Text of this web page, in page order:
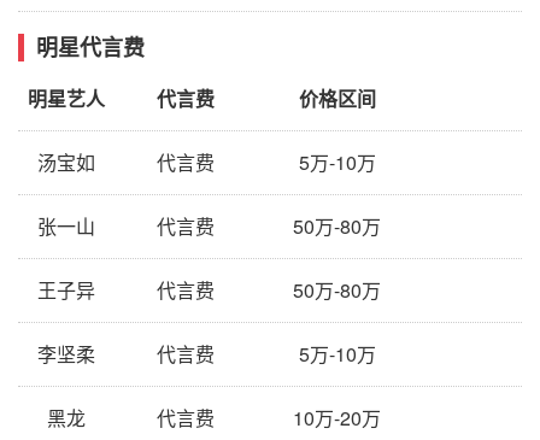
明星代言费
明星艺人 代言费 价格区间
汤宝如 代言费 5万-10万
张一山 代言费 50万-80万
王子异 代言费 50万-80万
李坚柔 代言费 5万-10万
黑龙 代言费 10万-20万